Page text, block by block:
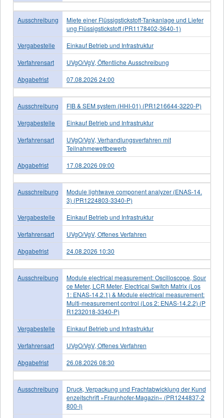
Ausschreibung
Miete einer Flüssigstickstoff-Tankanlage und Liefer
ung Flüssigstickstoff (PR1178402-3640-1)
Vergabestelle
Einkauf Betrieb und Infrastruktur
Verfahrensart
UVgO/VgV, Öffentliche Ausschreibung
Abgabefrist
07.08.2026 24:00
Ausschreibung
FIB & SEM system (HHI-01) (PR1216644-3220-P)
Vergabestelle
Einkauf Betrieb und Infrastruktur
Verfahrensart
UVgO/VgV, Verhandlungsverfahren mit
Teilnahmewettbewerb
Abgabefrist
17.08.2026 09:00
Ausschreibung
Module lightwave component analyzer (ENAS-14.
3) (PR1224803-3340-P)
Vergabestelle
Einkauf Betrieb und Infrastruktur
Verfahrensart
UVgO/VgV, Offenes Verfahren
Abgabefrist
24.08.2026 10:30
Ausschreibung
Module electrical measurement: Oscilloscope, Sour
ce Meter, LCR Meter, Electrical Switch Matrix (Los
1: ENAS-14.2.1) & Module electrical measurement:
Multi-measurement control (Los 2: ENAS-14.2.2) (P
R1232018-3340-P)
Vergabestelle
Einkauf Betrieb und Infrastruktur
Verfahrensart
UVgO/VgV, Offenes Verfahren
Abgabefrist
26.08.2026 08:30
Ausschreibung
Druck, Verpackung und Frachtabwicklung der Kund
enzeitschrift »Fraunhofer-Magazin« (PR1244837-2
800-I)